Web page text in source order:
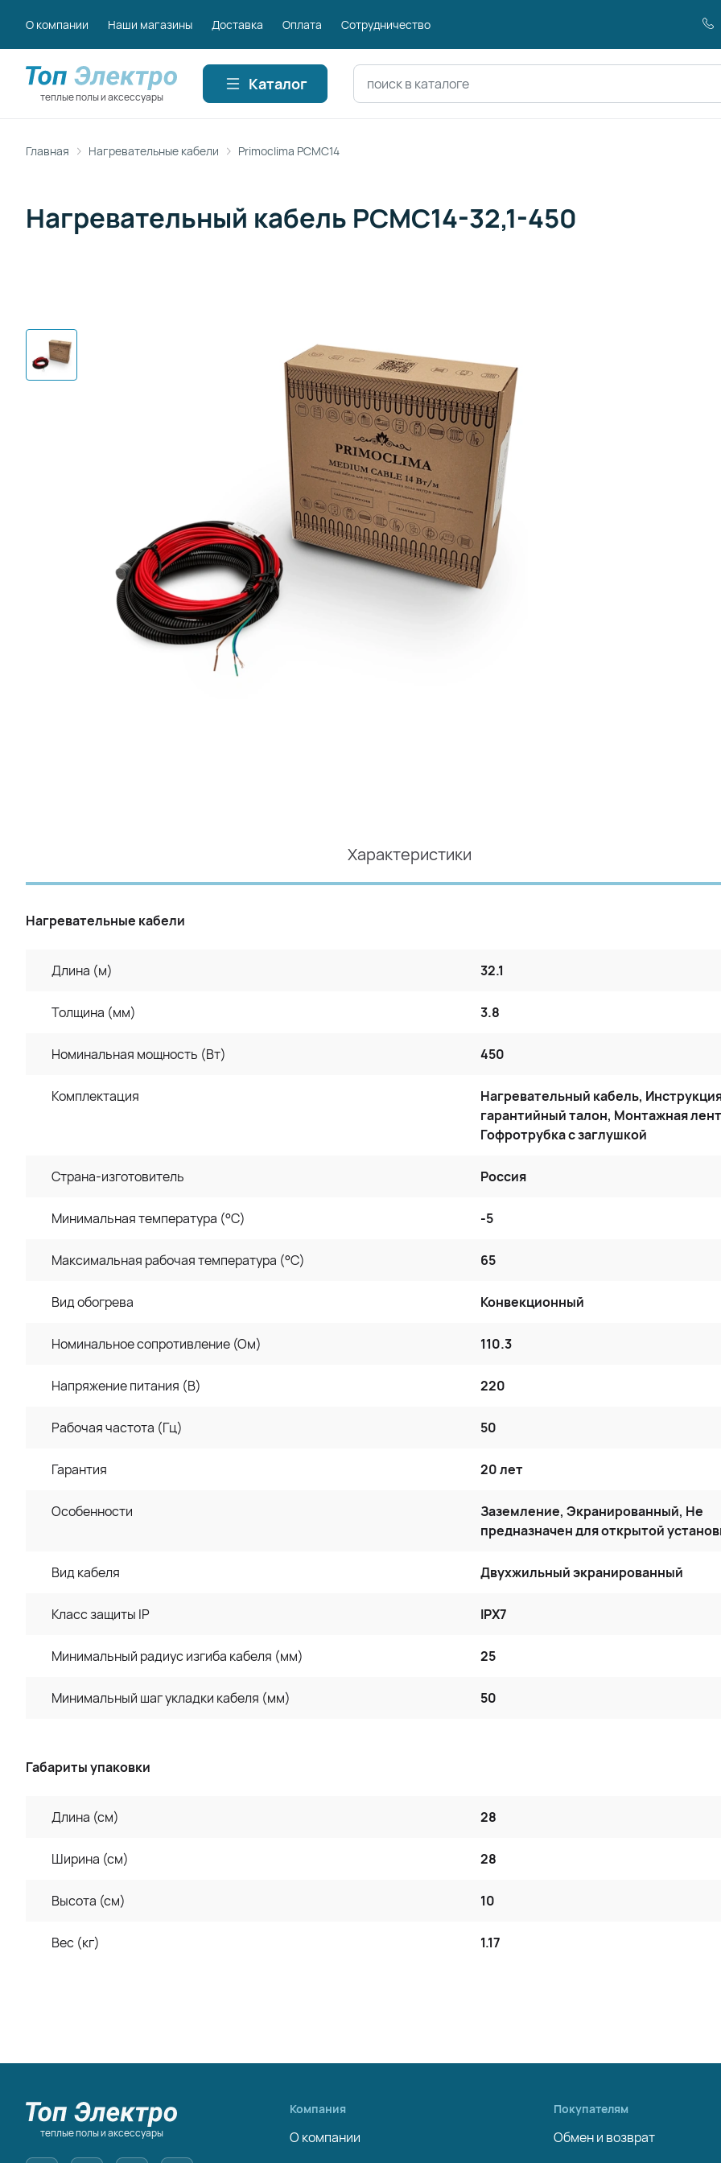
О компании Наши магазины Доставка Оплата Сотрудничество
теплые полы и аксессуары
Каталог
Поиск по каталогу
Главная Нагревательные кабели Primoclima PCMC14
Нагревательный кабель PCMC14-32,1-450
Характеристики
Нагревательные кабели
Длина (м) 32.1
Толщина (мм) 3.8
Номинальная мощность (Вт) 450
Комплектация
Нагревательный кабель,
гарантийный талон, Монтажная
Гофротрубка с заглушкой
Страна-изготовитель Россия
Минимальная температура (°C) -5
Максимальная рабочая температура (°C) 65
Вид обогрева Конвекционный
Номинальное сопротивление (Ом) 110.3
Напряжение питания (В) 220
Рабочая частота (Гц) 50
Гарантия 20 лет
Особенности
Заземление, Экранированный, Не
предназначен для открытой
Вид кабеля Двухжильный экранированный
Класс защиты IP IPX7
Минимальный радиус изгиба кабеля (мм) 25
Минимальный шаг укладки кабеля (мм) 50
Габариты упаковки
Длина (см) 28
Ширина (см) 28
Высота (см) 10
Вес (кг) 1.17
теплые полы и аксессуары
Компания
О компании
Покупателям
Обмен и возврат